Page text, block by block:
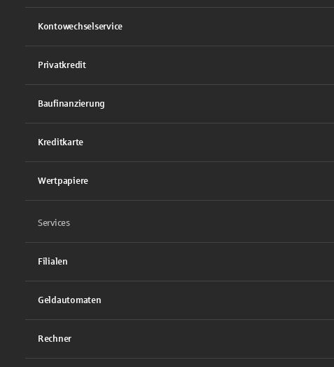
Kontowechselservice
Privatkredit
Baufinanzierung
Kreditkarte
Wertpapiere
Services
Filialen
Geldautomaten
Rechner